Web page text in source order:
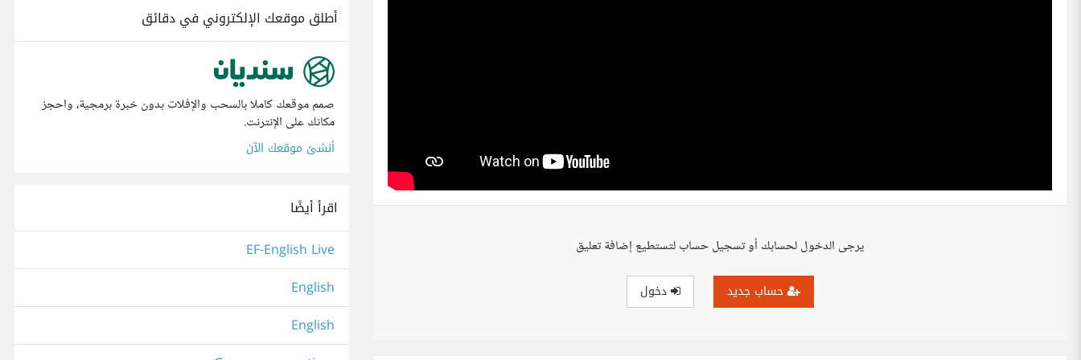
يرجى الدخول لحسابك أو تسجيل حساب لتستطيع إضافة تعليق
حساب جديد دخول
أطلق موقعك الإلكتروني في دقائق
صمم موقعك كاملا بالسحب والإفلات بدون خبرة برمجية، واحجز
مكانك على الإنترنت.
أنشئ موقعك الآن
اقرأ أيضًا
EF-English Live
English
English